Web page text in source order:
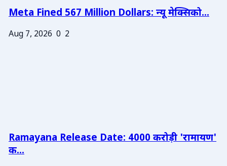
Meta Fined 567 Million Dollars: न्यू मेक्सिको...
Aug 7, 2026 0 2
Ramayana Release Date: 4000 करोड़ी 'रामायण'
क...